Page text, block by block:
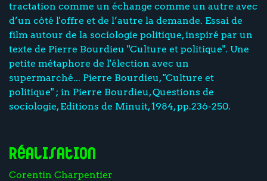
tractation comme un échange comme un autre avec
d’un côté l'offre et de l’autre la demande. Essai de
film autour de la sociologie politique, inspiré par un
texte de Pierre Bourdieu "Culture et politique". Une
petite métaphore de l'élection avec un
supermarché... Pierre Bourdieu, "Culture et
politique" ; in Pierre Bourdieu, Questions de
sociologie, Editions de Minuit, 1984, pp.236-250.
Réalisation
Corentin Charpentier